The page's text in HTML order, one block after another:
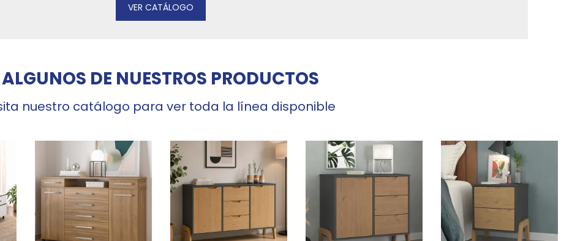
VER CATÁLOGO
ALGUNOS DE NUESTROS PRODUCTOS
nuestro catálogo para ver toda la línea disponible